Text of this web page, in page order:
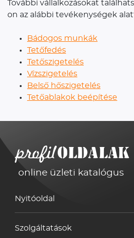
További vállalkozásokat
on az alábbi tevékenységek
Bádogos munkák
Tetőfedés
Tetőszigetelés
Vízszigetelés
Belső hőszigetelés
Tetőablakok beépítése
online üzleti katalógus
Nyitóoldal
Szolgáltatások